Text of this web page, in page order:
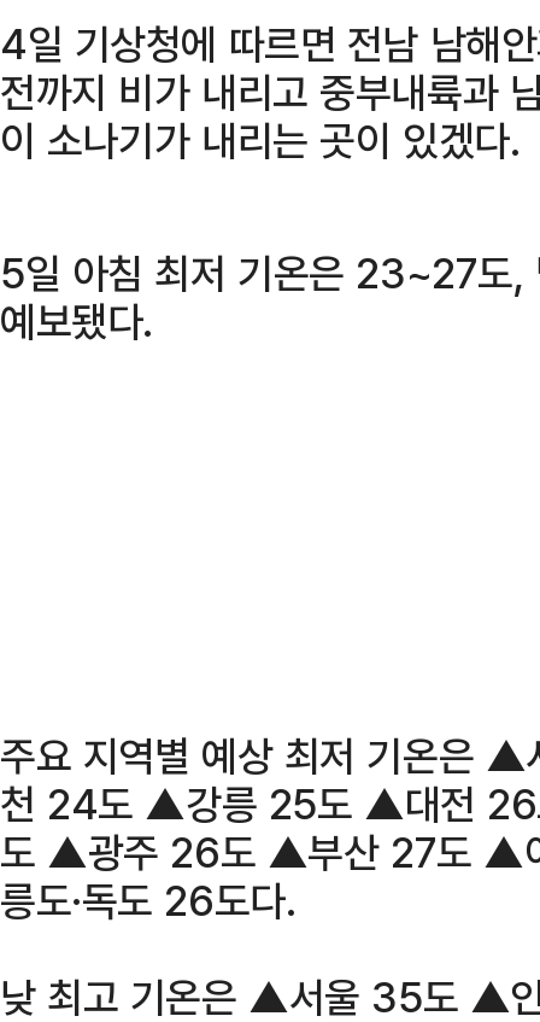
4일 기상청에 따르면 전남 남해
전까지 비가 내리고 중부내륙과
이 소나기가 내리는 곳이 있겠다.
5일 아침 최저 기온은 23~27도
예보됐다.
주요 지역별 예상 최저 기온은
천 24도 ▲강릉 25도 ▲대전
도 ▲광주 26도 ▲부산 27도 ▲
릉도·독도 26도다.
낮 최고 기온은 ▲서울 35도